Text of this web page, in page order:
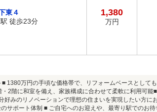
東４
駅 徒歩23分
1,380
万円
万円の手頃な価格帯で、リフォームベースとして
2階に和室を備え、家族構成に合わせて柔軟に利用可
好みのリノベーションで理想の住まいを実現したい方
サポート体制 ■ ご自宅へのお迎えや、最寄り駅でのお